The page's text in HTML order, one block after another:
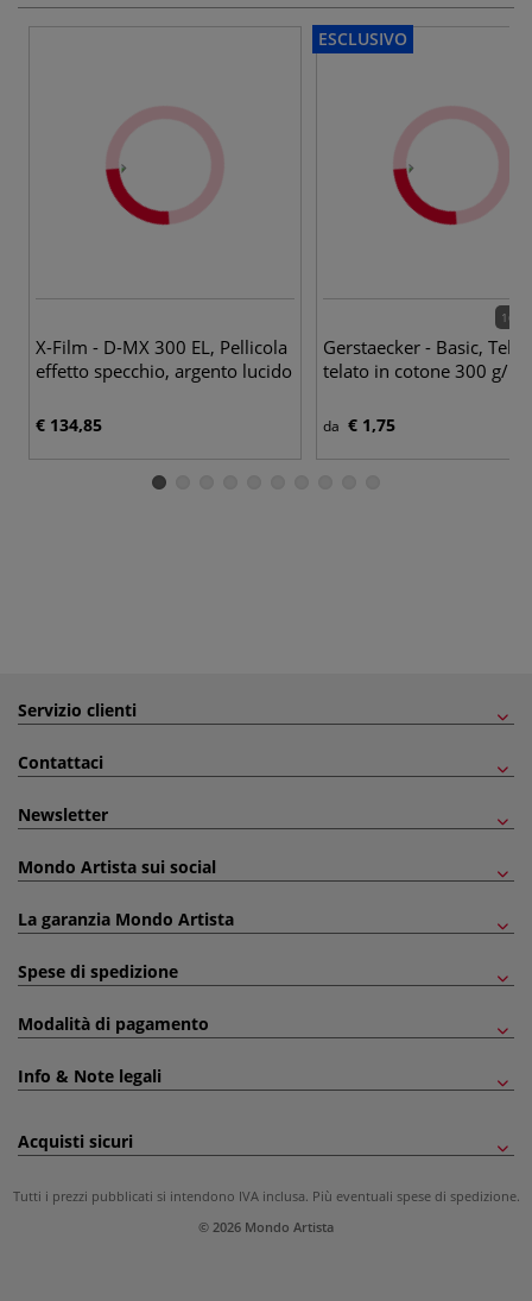
X-Film - D-MX 300 EL, Pellicola
effetto specchio, argento lucido
€ 134,85
ESCLUSIVO
164
Gerstaecker - Basic,
telato in cotone 300 g/
da € 1,75
Servizio clienti
Contattaci
Newsletter
Mondo Artista sui social
La garanzia Mondo Artista
Spese di spedizione
Modalità di pagamento
Info & Note legali
Acquisti sicuri
Tutti i prezzi pubblicati si intendono IVA inclusa. Più eventuali spese di spedizione.
© 2026 Mondo Artista